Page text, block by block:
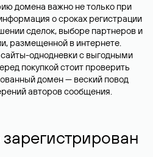
домена важно не только при
о сроках регистрации
сделок, выборе партнеров и
размещенной в интернете.
однодневки с выгодными
покупкой стоит проверить
домен — веский повод
авторов сообщения.
зарегистрирован